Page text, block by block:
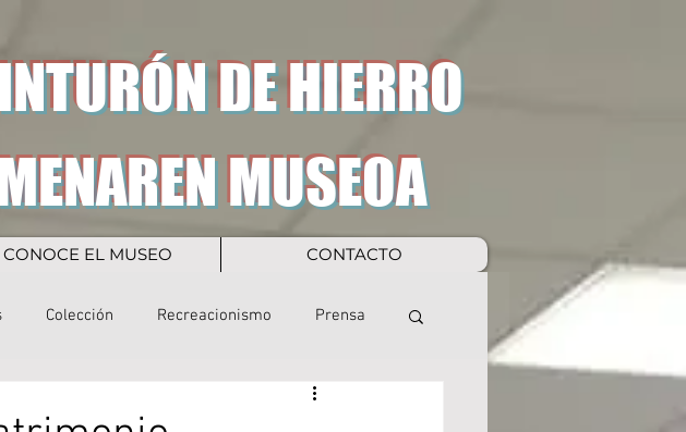
DE HIERRO
CONOCE EL MUSEO CONTACTO
MUSEOA
Colección Recreacionismo Prensa